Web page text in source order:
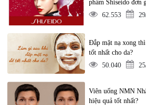
phẩm Shiseido đơn
62.553
Đắp mặt nạ xong
tốt nhất cho da?
50.040
Viên uống NMN
hiệu quả tốt nhất?